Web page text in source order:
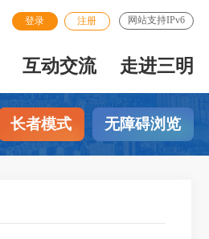
登录 注册 网站支持IPv6
互动交流 走进三明
长者模式 无障碍浏览